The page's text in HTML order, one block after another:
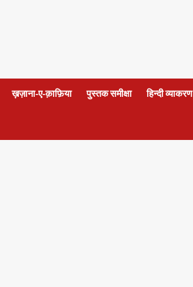
ख़ज़ाना-ए-क़ाफ़िया पुस्तक समीक्षा हिन्दी व्याकरण